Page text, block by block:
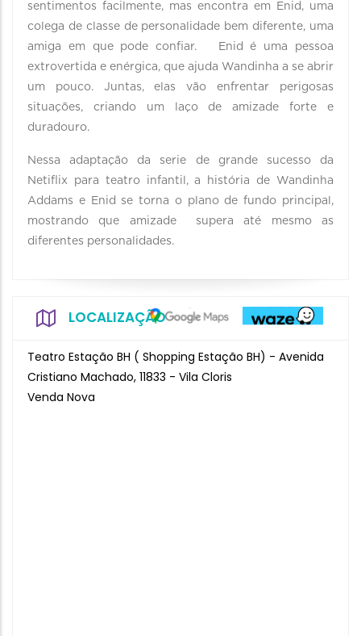
sentimentos facilmente, mas encontra em Enid, uma
colega de classe de personalidade bem diferente, uma
amiga em que pode confiar. Enid é uma pessoa
extrovertida e enérgica, que ajuda Wandinha a se abrir
um pouco. Juntas, elas vão enfrentar perigosas
situações, criando um laço de amizade forte e
duradouro.
Nessa adaptação da serie de grande sucesso da
Netiflix para teatro infantil, a história de Wandinha
Addams e Enid se torna o plano de fundo principal,
mostrando que amizade supera até mesmo as
diferentes personalidades.
LOCALIZAÇÃO
Teatro Estação BH ( Shopping Estação BH) - Avenida
Cristiano Machado, 11833 - Vila Cloris
Venda Nova